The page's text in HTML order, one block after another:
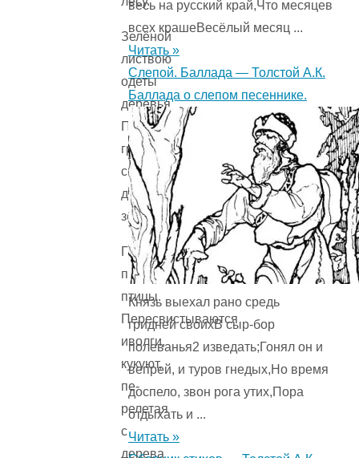
Зелёной
листвою
одеты
деревья.
Пахнет
грибами,
спелой,
душистой
земляникой.
Громко
поют
птицы.
Пересвистываются
иволги,
кукуют,
пе­
релетая
с
дерева
весь на русский край,Что месяцев
всех крашеВесёлый месяц ...
Читать »
Слепой. Баллада — Толстой А.К.
Баллада о слепом песеннике.
Князь выехал рано средь
гридней своихВ сыр-бор
полеванья2 изведать;Гонял он и
вепрей, и туров гнедых,Но время
доспело, звон рога утих,Пора
отдыхать и ...
Читать »